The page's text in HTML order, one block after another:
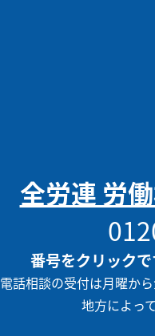
全労連 労
番号をクリックで
電話相談の受付は月曜か
地方によっ